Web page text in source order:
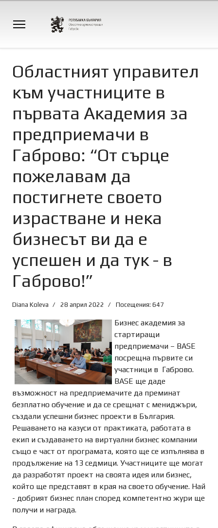
Областният управител
към участниците в
първата Академия за
предприемачи в
Габрово: “От сърце
пожелавам да
постигнете своето
израстване и нека
бизнесът ви да е
успешен и да тук - в
Габрово!”
Diana Koleva 28 април 2022 Посещения: 647
Бизнес академия за
стартиращи
предприемачи – BASE
посрещна първите си
участници в Габрово.
BASE ще даде
възможност на предприемачите да преминат
безплатно обучение и да се срещнат с мениджъри,
създали успешни бизнес проекти в България.
Решаването на казуси от практиката, работата в
екип и създаването на виртуални бизнес компании
също е част от програмата, която ще се изпълнява в
продължение на 13 седмици. Участниците ще могат
да разработят проект на своята идея или бизнес,
който ще представят в края на своето обучение. Най
- добрият бизнес план според компетентно жури ще
получи и награда.